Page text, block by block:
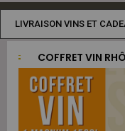
LIVRAISON VINS ET
COFFRET VIN